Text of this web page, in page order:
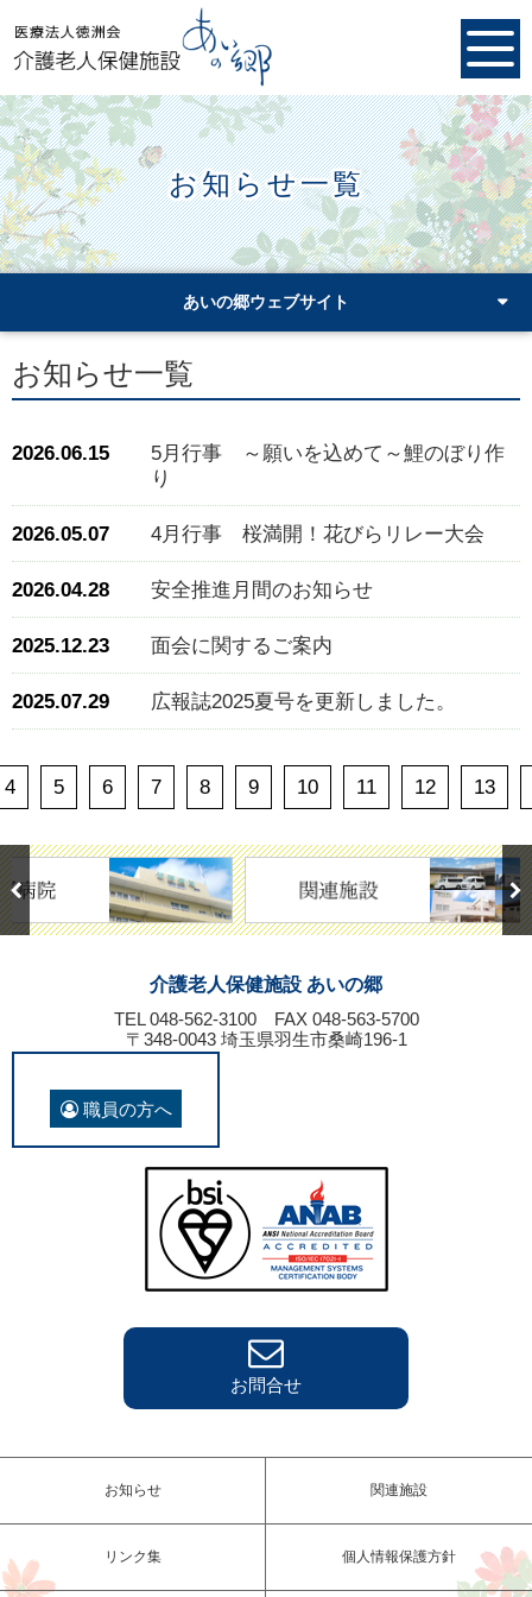
お知らせ一覧
お知らせ一覧
2026.06.15
5月行事 ～願いを込めて～鯉のぼり作
り
2026.05.07 4月行事 桜満開！花びらリレー大会
2026.04.28 安全推進月間のお知らせ
2025.12.23 面会に関するご案内
2025.07.29 広報誌2025夏号を更新しました。
4 5 6 7 8 9 10 11 12 13
あいの郷ウェブサイト
介護老人保健施設 あいの郷
TEL 048-562-3100 FAX 048-563-5700
〒348-0043 埼玉県羽生市桑崎196-1
職員の方へ
お問合せ
お知らせ 関連施設
リンク集 個人情報保護方針